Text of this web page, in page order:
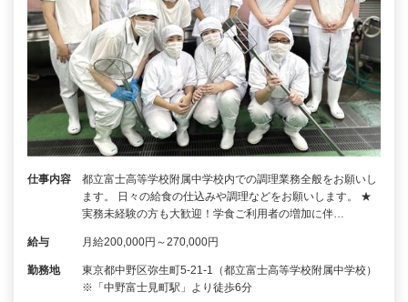
仕事内容
都立富士高等学校附属中学校内での調理業務全般をお願いし
ます。 日々の給食の仕込みや調理などをお願いします。 ★
実務未経験の方も大歓迎！学食ご利用者の増加に伴…
給与 月給200,000円～270,000円
勤務地
東京都中野区弥生町5-21-1（都立富士高等学校附属中学校）
※「中野富士見町駅」より徒歩6分